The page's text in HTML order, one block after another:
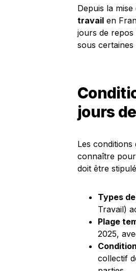
Depuis la
travail en
jours de repos
sous
jours
Les
connaître
doit être
Types
Travail)
Plage
2025,
collectif